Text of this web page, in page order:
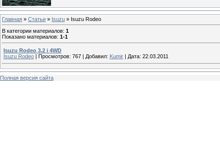
Главная » Статьи » Isuzu » Isuzu Rodeo
В категории материалов: 1
Показано материалов: 1-1
Isuzu Rodeo 3.2 i 4WD
Isuzu Rodeo | Просмотров: 767 | Добавил: Kumir | Дата: 22.03.2011
Полная версия сайта